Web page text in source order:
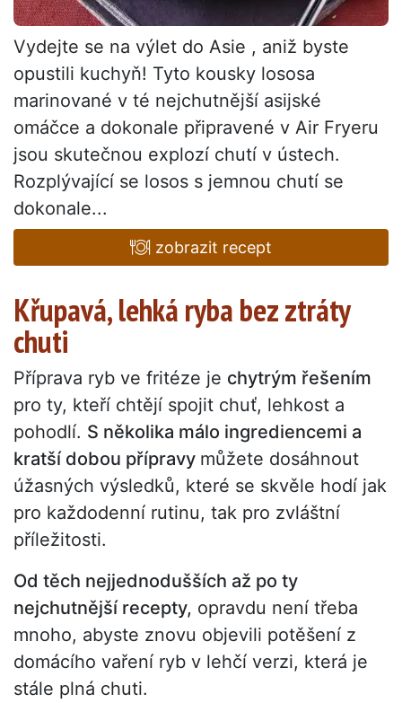
Vydejte se na výlet do Asie , aniž byste
opustili kuchyň! Tyto kousky lososa
marinované v té nejchutnější asijské
omáčce a dokonale připravené v Air Fryeru
jsou skutečnou explozí chutí v ústech.
Rozplývající se losos s jemnou chutí se
dokonale...
zobrazit recept
Křupavá, lehká ryba bez ztráty
chuti
Příprava ryb ve fritéze je chytrým řešením
pro ty, kteří chtějí spojit chuť, lehkost a
pohodlí. S několika málo ingrediencemi a
kratší dobou přípravy můžete dosáhnout
úžasných výsledků, které se skvěle hodí jak
pro každodenní rutinu, tak pro zvláštní
příležitosti.
Od těch nejjednodušších až po ty
nejchutnější recepty, opravdu není třeba
mnoho, abyste znovu objevili potěšení z
domácího vaření ryb v lehčí verzi, která je
stále plná chuti.